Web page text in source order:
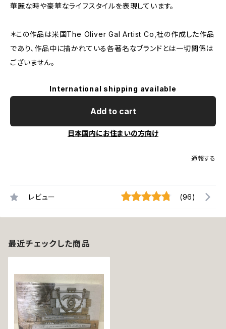
華麗な時や豪華なライフスタイルを表現しています。
＊この作品は米国The Oliver Gal Artist Co,社の作成した作品
であり、作品中に描かれている各著名なブランドとは一切関係は
ございません。
International shipping available
Add to cart
日本国内にお住まいの方向け
通報する
レビュー (96)
最近チェックした商品